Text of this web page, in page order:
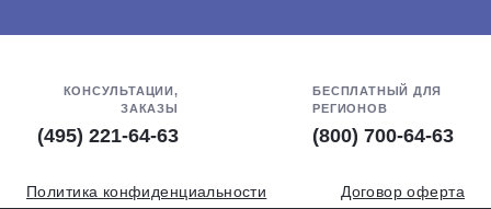
КОНСУЛЬТАЦИИ,
ЗАКАЗЫ
(495) 221-64-63
БЕСПЛАТНЫЙ ДЛЯ
РЕГИОНОВ
(800) 700-64-63
Политика конфиденциальности
Договор оферта